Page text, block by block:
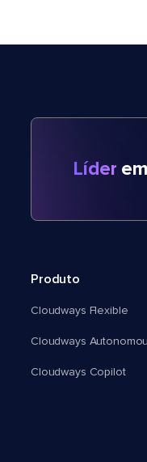
Líder
Produto
Cloudways Flexible
Cloudways
Cloudways Copilot